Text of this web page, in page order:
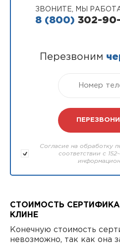
ЗВОНИТЕ, МЫ
8 (800) 302-90-
Перезвоним
Согласие на обработку
соответствии с
СТОИМОСТЬ
КЛИНЕ
Конечную стоимость
невозможно, так как она